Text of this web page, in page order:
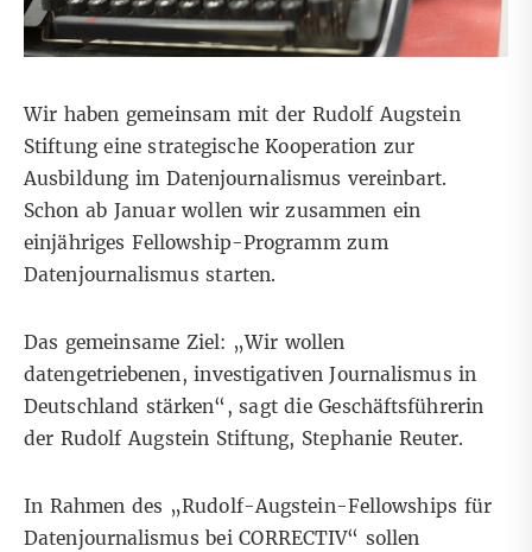
Wir haben gemeinsam mit der Rudolf Augstein
Stiftung eine strategische Kooperation zur
Ausbildung im Datenjournalismus vereinbart.
Schon ab Januar wollen wir zusammen ein
einjähriges Fellowship-Programm zum
Datenjournalismus starten.
Das gemeinsame Ziel: „Wir wollen
datengetriebenen, investigativen Journalismus in
Deutschland stärken“, sagt die Geschäftsführerin
der Rudolf Augstein Stiftung, Stephanie Reuter.
In Rahmen des „Rudolf-Augstein-Fellowships für
Datenjournalismus bei CORRECTIV“ sollen